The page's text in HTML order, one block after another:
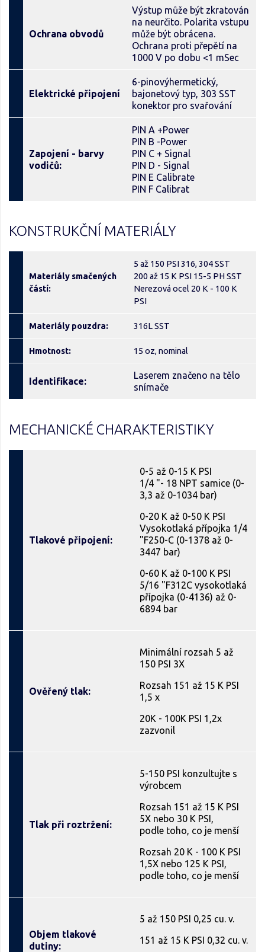
Ochrana obvodů
Výstup může být zkratován
na neurčito. Polarita vstupu
může být obrácena.
Ochrana proti přepětí na
1000 V po dobu <1 mSec
Elektrické připojení
6-pinovýhermetický,
bajonetový typ, 303 SST
konektor pro svařování
Zapojení - barvy
vodičů:
PIN A +Power
PIN B -Power
PIN C + Signal
PIN D - Signal
PIN E Calibrate
PIN F Calibrat
KONSTRUKČNÍ MATERIÁLY
Materiály smačených
částí:
5 až 150 PSI 316, 304 SST
200 až 15 K PSI 15-5 PH SST
Nerezová ocel 20 K - 100 K
PSI
Materiály pouzdra: 316L SST
Hmotnost: 15 oz, nominal
Identifikace:
Laserem značeno na tělo
snímače
MECHANICKÉ CHARAKTERISTIKY
Tlakové připojení:
0-5 až 0-15 K PSI
1/4 "- 18 NPT samice (0-
3,3 až 0-1034 bar)
0-20 K až 0-50 K PSI
Vysokotlaká přípojka 1/4
"F250-C (0-1378 až 0-
3447 bar)
0-60 K až 0-100 K PSI
5/16 "F312C vysokotlaká
přípojka (0-4136) až 0-
6894 bar
Ověřený tlak:
Minimální rozsah 5 až
150 PSI 3X
Rozsah 151 až 15 K PSI
1,5 x
20K - 100K PSI 1,2x
zazvonil
Tlak při roztržení:
5-150 PSI konzultujte s
výrobcem
Rozsah 151 až 15 K PSI
5X nebo 30 K PSI,
podle toho, co je menší
Rozsah 20 K - 100 K PSI
1,5X nebo 125 K PSI,
podle toho, co je menší
Objem tlakové
dutiny:
5 až 150 PSI 0,25 cu. v.
151 až 15 K PSI 0,32 cu. v.